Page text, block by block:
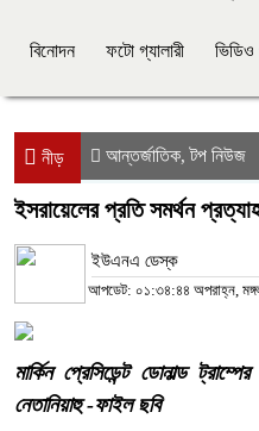
বিনোদন ফটো গ্যালারী ভিডিও
নীড় আন্তর্জাতিক,টপ নিউজ
ইসরায়েলের প্রতি সমর্থন
ইউএনএ ডেস্ক
আপডেট: ০১:৩৪:৪৪ অপরাহ্ন,
মার্কিন প্রেসিডেন্ট ডোনাল্ড
নেতানিয়াহু -ফাইল ছবি